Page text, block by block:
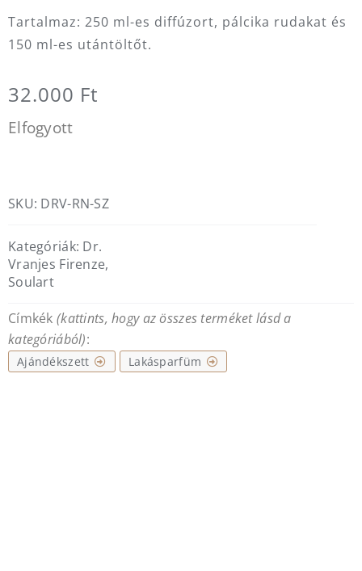
Tartalmaz: 250 ml-es diffúzort, pálcika rudakat és
150 ml-es utántöltőt.
32.000 Ft
Elfogyott
SKU: DRV-RN-SZ
Kategóriák: Dr.
Vranjes Firenze,
Soulart
Címkék (kattints, hogy az összes terméket lásd a
kategóriából):
Ajándékszett Lakásparfüm